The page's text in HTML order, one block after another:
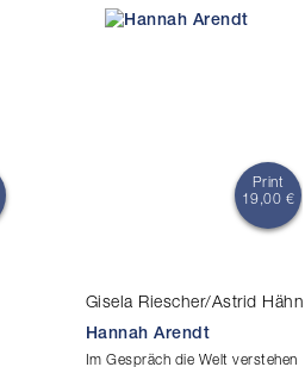
Print
19,00 €
Gisela Riescher/Astrid
Hannah Arendt
Im Gespräch die Welt verstehen